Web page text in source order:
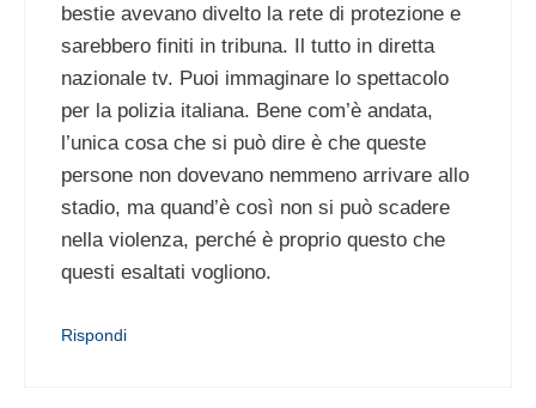
bestie avevano divelto la rete di protezione e
sarebbero finiti in tribuna. Il tutto in diretta
nazionale tv. Puoi immaginare lo spettacolo
per la polizia italiana. Bene com’è andata,
l’unica cosa che si può dire è che queste
persone non dovevano nemmeno arrivare allo
stadio, ma quand’è così non si può scadere
nella violenza, perché è proprio questo che
questi esaltati vogliono.
Rispondi